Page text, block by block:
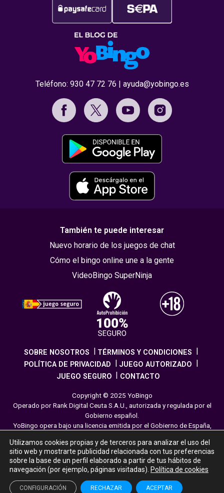
Teléfono: 930 47 72 76 | ayuda@yobingo.es
También te puede interesar
Nuevo horario de los juegos de chat
Cómo el bingo online une a la gente
VideoBingo SuperNinja
SOBRE NOSOTROS
TÉRMINOS Y CONDICIONES
POLÍTICA DE PRIVACIDAD
JUEGO AUTORIZADO
JUEGO SEGURO
CONTACTO
Copyright © 2025 YoBingo
Operado por Rank Digital Ceuta S.A.U., autorizada y regulada por el
Gobierno español.
YoBingo opera bajo una licencia emitida por el Gobierno de España,
responsabilidad en los juegos online. El juego es una forma de
entretenimiento cuya finalidad es ofrecer diversión y emoción a los
jugadores en nuestra página web. Juega con moderación siguiendo
las pautas recomendadas para el juego responsable.
Utilizamos cookies propias y de terceros para analizar el uso del
sitio web y mostrarte publicidad relacionada con tus preferencias
sobre la base de un perfil elaborado a partir de tus hábitos de
navegación (por ejemplo, páginas visitadas). Política de cookies
ACEPTAR
RECHAZAR
CONFIGURACIÓN